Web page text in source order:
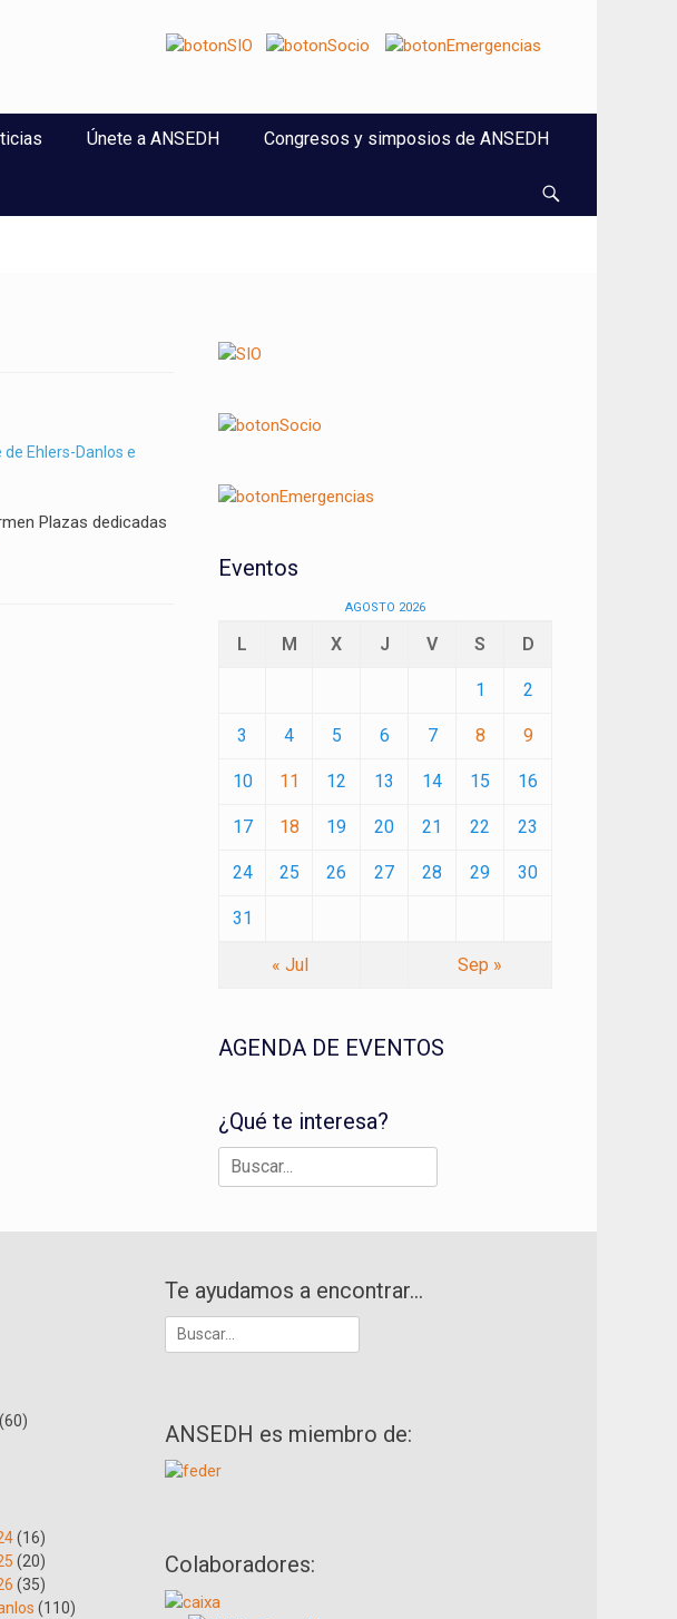
Únete a ANSEDH Congresos y simposios de ANSEDH
Ehlers-Danlos e
Plazas dedicadas
Eventos
AGOSTO 2026
L M X J V S D
1 2
3 4 5 6 7 8 9
10 11 12 13 14 15 16
17 18 19 20 21 22 23
24 25 26 27 28 29 30
31
« Jul Sep »
AGENDA DE EVENTOS
¿Qué te interesa?
Buscar:
(60)
(16)
(20)
(35)
(110)
Te ayudamos a encontrar…
Buscar:
ANSEDH es miembro de:
Colaboradores: